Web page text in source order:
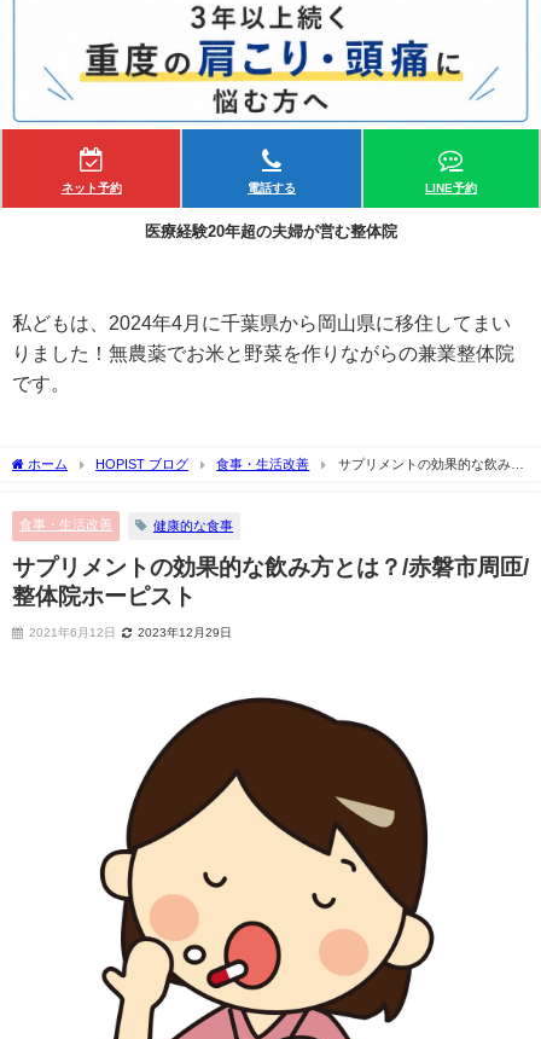
ネット予約 電話する LINE予約
医療経験20年超の夫婦が営む整体院
私どもは、2024年4月に千葉県から岡山県に移住してまい
りました！無農薬でお米と野菜を作りながらの兼業整体院
です。
ホーム HOPIST ブログ 食事・生活改善
サプリメントの効果的な飲み方
食事・生活改善 健康的な食事
サプリメントの効果的な飲み方とは？/赤磐市周匝/
整体院ホーピスト
2021年6月12日 2023年12月29日